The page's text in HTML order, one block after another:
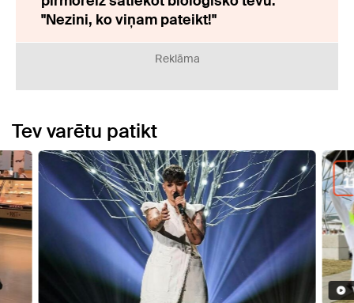
"Nezini, ko viņam pateikt!"
Reklāma
Tev varētu patikt